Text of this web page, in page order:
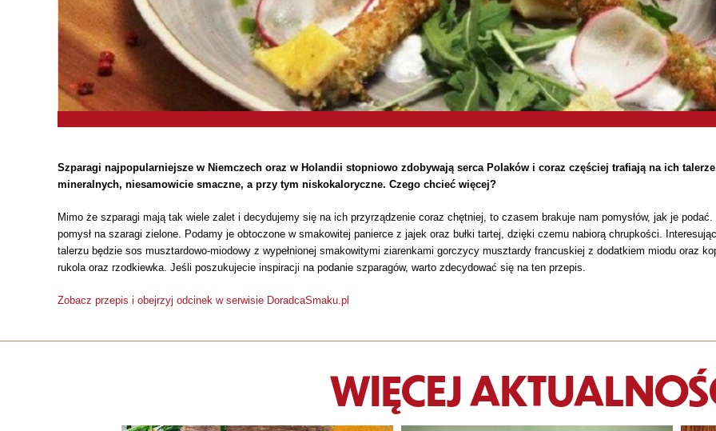
Szparagi najpopularniejsze w Niemczech oraz w Holandii stopniowo zdobywają serca Polaków i coraz częściej trafiają na ich
mineralnych, niesamowicie smaczne, a przy tym niskokaloryczne. Czego chcieć więcej?
Mimo że szparagi mają tak wiele zalet i decydujemy się na ich przyrządzenie coraz chętniej, to czasem brakuje nam pomysłów, jak je
pomysł na szaragi zielone. Podamy je obtoczone w smakowitej panierce z jajek oraz bułki tartej, dzięki czemu nabiorą chrupkości.
talerzu będzie sos musztardowo-miodowy z wypełnionej smakowitymi ziarenkami gorczycy musztardy francuskiej z dodatkiem miodu oraz
rukola oraz rzodkiewka. Jeśli poszukujecie inspiracji na podanie szparagów, warto zdecydować się na ten przepis.
Zobacz przepis i obejrzyj odcinek w serwisie DoradcaSmaku.pl
WIĘCEJ